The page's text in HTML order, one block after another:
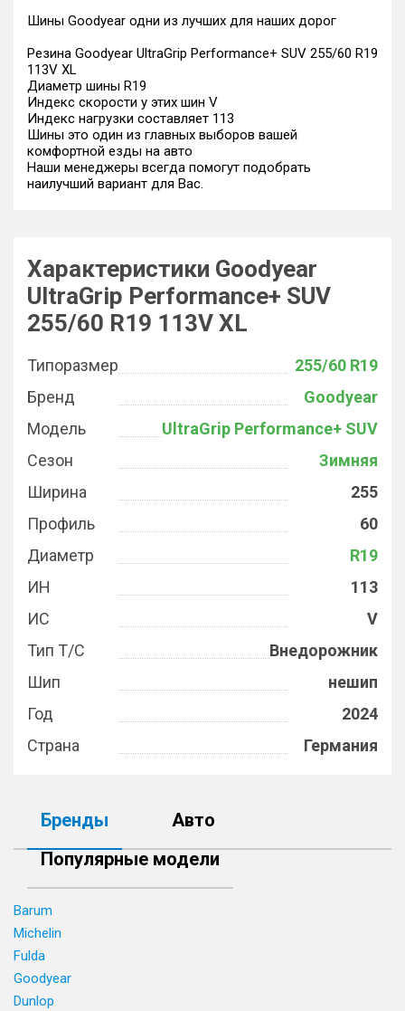
Шины Goodyear одни из лучших для наших дорог
Резина Goodyear UltraGrip Performance+ SUV 255/60 R19
113V XL
Диаметр шины R19
Индекс скорости у этих шин V
Индекс нагрузки составляет 113
Шины это один из главных выборов вашей
комфортной езды на авто
Наши менеджеры всегда помогут подобрать
наилучший вариант для Вас.
Характеристики Goodyear
UltraGrip Performance+ SUV
255/60 R19 113V XL
Типоразмер
255/60 R19
Бренд
Goodyear
Модель
UltraGrip Performance+ SUV
Сезон
Зимняя
Ширина
255
Профиль
60
Диаметр
R19
ИН
113
ИС
V
Тип Т/С
Внедорожник
Шип
нешип
Год
2024
Страна
Германия
Бренды
Авто
Популярные модели
Barum
Michelin
Fulda
Goodyear
Dunlop